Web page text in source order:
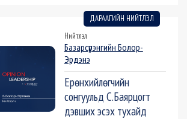
ДАРААГИЙН НИЙТЛЭЛ
Нийтлэл
Базарсүрэнгийн Болор-
Эрдэнэ
Ерөнхийлөгчийн
сонгуульд С.Баярцогт
дэвших эсэх тухайд